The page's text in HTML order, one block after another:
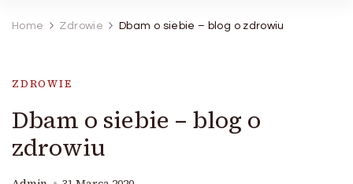
Home Zdrowie Dbam o siebie – blog o zdrowiu
ZDROWIE
Dbam o siebie – blog o
zdrowiu